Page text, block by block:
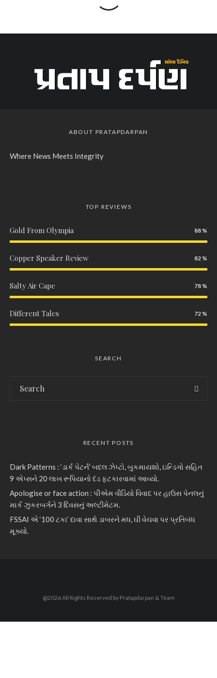
ABOUT PRATAPDARPAN
Where News Meets Integrity
TOP REVIEWS
Gold From Olympia 88
Copper Speaker Review 82
Salty Air Cape 78
Different Tales 72
SEARCH
RECENT POSTS
Dark Patterns : ‘ડાર્ક પેટર્ન’ બદલ ઝેપ્ટો, બુકમાયશો, ઇન્ડિગો સહિત
9 એપ્સને 20 લાખ રૂપિયાનો દંડ ફટકારવામાં આવ્યો.
Apologise or face action : પીએમ વીડિયો વિવાદ પર હાઉસ પેનલનું
માર્ક ઝુકરબર્ગને 3 દિવસનું અલ્ટીમેટમ.
FSSAI એ ‘100 ટકા’ દાવા સાથે ડાબરને મધ, ઘી વેચવા પર પ્રતિબંધ
મૂક્યો.
@2026 All Rights Reserved by Pratapdarpan & Team